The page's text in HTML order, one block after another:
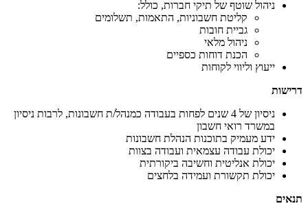
ניהול שוטף של תיקי חברות, כולל:
קליטת חשבוניות, התאמות, תשלומים
גביית חובות
ניהול מלאי
הכנת דוחות כספיים
ייעוץ וליווי לקוחות
דרישות
ניסיון של 4 שנים לפחות בעבודה כמנהל/ת חשבונות, לרבות ניסיון
במשרד רואי חשבון
ידע מעמיק בתוכנות הנהלת חשבונות
יכולת עבודה עצמאית ועבודה בצוות
יכולת אנליטית וחשיבה ביקורתית
יכולת תקשורת ועמידה בלחצים
תנאים